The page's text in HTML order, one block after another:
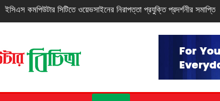
নিরবচ্ছিন্ন পাওয়ার নিশ্চিতে রিয়েলমির নতুন সি-সিরিজ স্মার্টফোন